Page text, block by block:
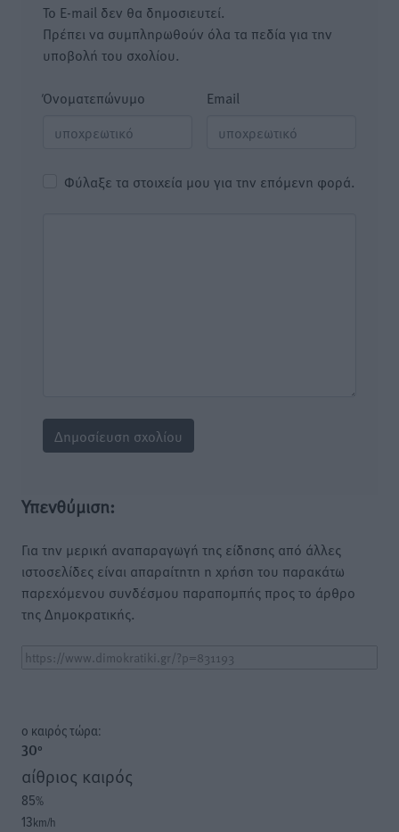
Το E-mail δεν θα δημοσιευτεί.
Πρέπει να συμπληρωθούν όλα τα πεδία για την
υποβολή του σχολίου.
Όνοματεπώνυμο Email
Φύλαξε τα στοιχεία μου για την επόμενη φορά.
Υπενθύμιση:
Για την μερική αναπαραγωγή της είδησης από άλλες
ιστοσελίδες είναι απαραίτητη η χρήση του παρακάτω
παρεχόμενου συνδέσμου παραπομπής προς το άρθρο
της Δημοκρατικής.
o καιρός τώρα:
30°
αίθριος καιρός
85%
13km/h